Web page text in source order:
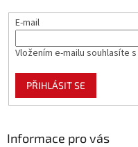
E-mail
Vložením e-mailu souhlasíte s
PŘIHLÁSIT SE
Informace pro vás